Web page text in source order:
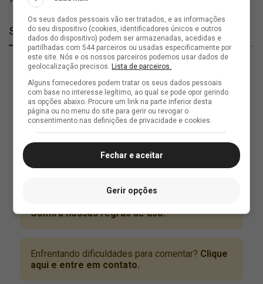
SuperVasco
Os seus dados pessoais vão ser tratados, e as informações
do seu dispositivo (cookies, identificadores únicos e outros
dados do dispositivo) podem ser armazenadas, acedidas e
partilhadas com 544 parceiros ou usadas especificamente por
este site. Nós e os nossos parceiros podemos usar dados de
geolocalização precisos.Lista de parceiros.
Alguns fornecedores podem tratar os seus dados pessoais
com base no interesse legítimo, ao qual se pode opor gerindo
as opções abaixo. Procure um link na parte inferior desta
página ou no menu do site para gerir ou revogar o
consentimento nas definições de privacidade e cookies.
Fechar e aceitar
Gerir opções